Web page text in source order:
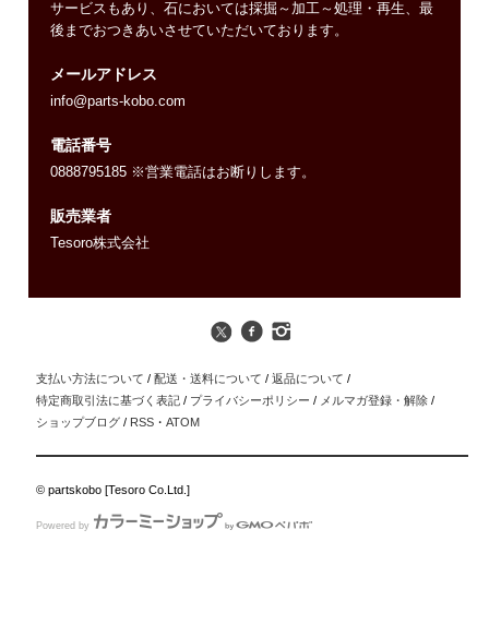
サービスもあり、石においては採掘～加工～処理・再生、最
後までおつきあいさせていただいております。
メールアドレス
info@parts-kobo.com
電話番号
0888795185 ※営業電話はお断りします。
販売業者
Tesoro株式会社
支払い方法について / 配送・送料について / 返品について /
特定商取引法に基づく表記 / プライバシーポリシー / メルマガ登録・解除 /
ショップブログ / RSS ・ATOM
© partskobo [Tesoro Co.Ltd.]
Powered by